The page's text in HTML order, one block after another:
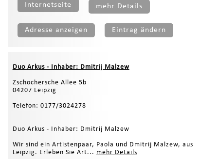
Internetseite mehr Details
Adresse anzeigen Eintrag ändern
Duo Arkus - Inhaber: Dmitrij Malzew
Zschochersche Allee 5b
04207 Leipzig
Telefon: 0177/3024278
Duo Arkus - Inhaber: Dmitrij Malzew
Wir sind ein Artistenpaar, Paola und Dmitrij Malzew, aus
Leipzig. Erleben Sie Art... mehr Details